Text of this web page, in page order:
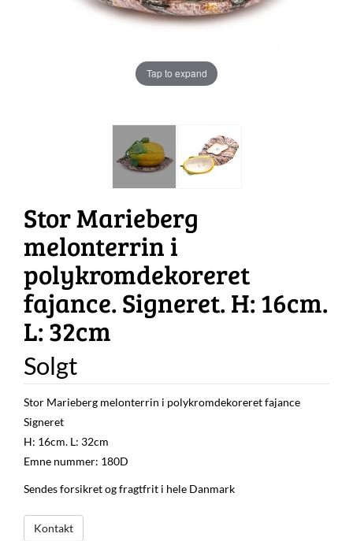
Tap to expand
Stor Marieberg
melonterrin i
polykromdekoreret
fajance. Signeret. H: 16cm.
L: 32cm
Solgt
Stor Marieberg melonterrin i polykromdekoreret fajance
Signeret
H: 16cm. L: 32cm
Emne nummer: 180D
Sendes forsikret og fragtfrit i hele Danmark
Kontakt